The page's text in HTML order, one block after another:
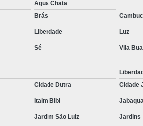
Água Chata
Brás
Liberdade Luz
Sé
Vila
Cidade Dutra Cidade
Itaim Bibi
Jardim São Luiz Jardins